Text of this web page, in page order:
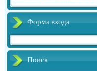
Форма входа
Поиск